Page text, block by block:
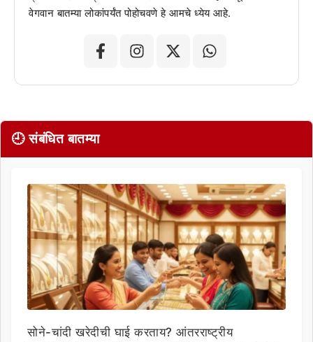
वेगवान बातम्या लोकांपर्यंत पोहोचवणे हे आमचे ध्येय आहे.
🕘 संबंधित बातम्या
सोने-चांदी खरेदीची घाई करताय? आंतरराष्ट्रीय